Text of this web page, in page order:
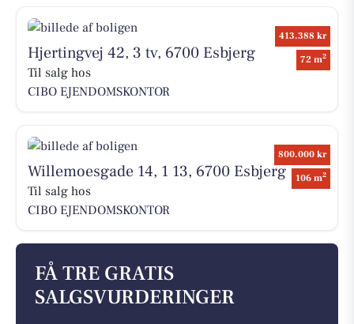
413.388 kr
72 m2
Hjertingvej 42, 3 tv, 6700 Esbjerg
Til salg hos
CIBO EJENDOMSKONTOR
800.000 kr
106 m2
Willemoesgade 14, 1 13, 6700 Esbjerg
Til salg hos
CIBO EJENDOMSKONTOR
FÅ TRE GRATIS
SALGSVURDERINGER